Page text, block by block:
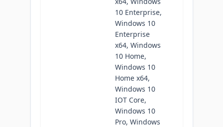
10 Enterprise,
Windows 10
Enterprise
x64, Windows
10 Home,
Windows 10
Home x64,
Windows 10
IOT Core,
Windows 10
Pro, Windows